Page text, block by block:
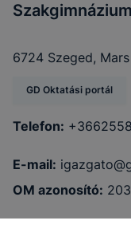
Szakgimnázium
6724 Szeged,
GD Oktatási portál
Telefon:
E-mail:
OM azonosító: